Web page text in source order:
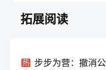
拓展阅读
热